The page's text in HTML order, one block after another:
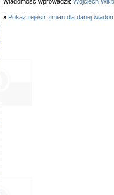
» Pokaż rejestr zmian dla danej